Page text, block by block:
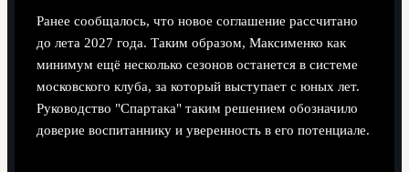
Ранее сообщалось, что новое соглашение рассчитано
до лета 2027 года. Таким образом, Максименко как
минимум ещё несколько сезонов останется в системе
московского клуба, за который выступает с юных лет.
Руководство "Спартака" таким решением обозначило
доверие воспитаннику и уверенность в его потенциале.